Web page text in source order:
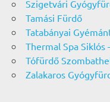
Szigetvári
Tamási Fürdő
Tatabányai
Thermal Spa
Tófürdő
Zalakaros